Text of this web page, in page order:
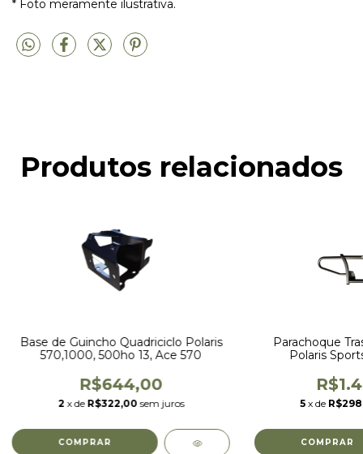
* Foto meramente ilustrativa.
Produtos relacionados
Base de Guincho Quadriciclo Polaris
570,1000, 500ho 13, Ace 570
R$644,00
2 x de R$322,00 sem juros
Parachoque
Polaris
5 x de